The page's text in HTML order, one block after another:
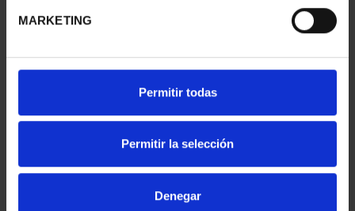
MARKETING
Permitir todas
Permitir la selección
Denegar